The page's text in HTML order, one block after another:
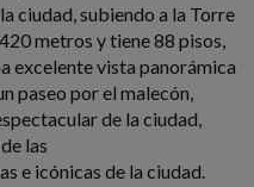
ciudad, subiendo a la Torre
metros y tiene 88 pisos,
excelente vista panorámica
paseo por el malecón,
de la ciudad,
las
e icónicas de la ciudad.